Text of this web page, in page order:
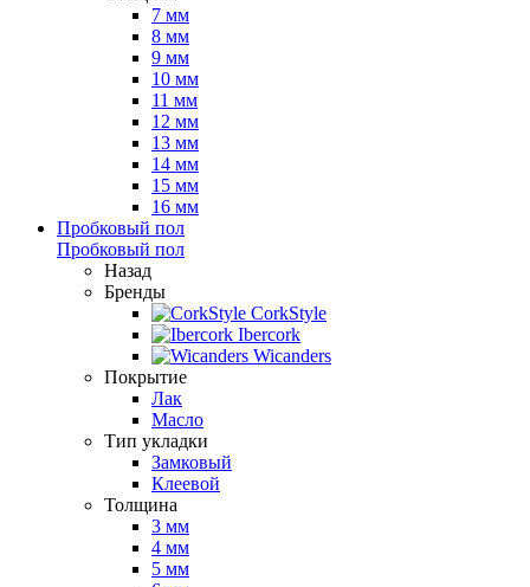
7 мм
8 мм
9 мм
10 мм
11 мм
12 мм
13 мм
14 мм
15 мм
16 мм
Пробковый пол
Пробковый пол
Назад
Бренды
CorkStyle
Ibercork
Wicanders
Покрытие
Лак
Масло
Тип укладки
Замковый
Клеевой
Толщина
3 мм
4 мм
5 мм